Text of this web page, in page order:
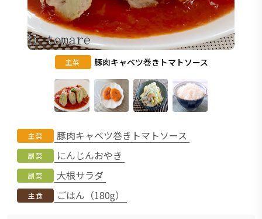
主菜 豚肉キャベツ巻きトマトソース
主菜 豚肉キャベツ巻きトマトソース
副菜 にんじんおやき
副菜 大根サラダ
主食 ごはん（180g）